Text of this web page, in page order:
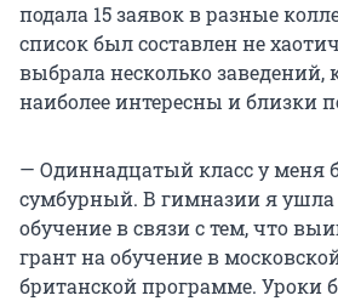
подала 15 заявок в разные
список был составлен не
выбрала несколько заведений,
наиболее интересны и близки
— Одиннадцатый класс у меня
сумбурный. В гимназии я ушла
обучение в связи с тем, что
грант на обучение в
британской программе. Уроки